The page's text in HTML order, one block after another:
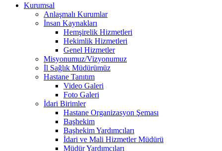
Kurumsal
Anlaşmalı Kurumlar
İnsan Kaynakları
Hemşirelik Hizmetleri
Hekimlik Hizmetleri
Genel Hizmetler
Misyonumuz/Vizyonumuz
İl Sağlık Müdürümüz
Hastane Tanıtım
Video Galeri
Foto Galeri
İdari Birimler
Hastane Organizasyon Şeması
Başhekim
Başhekim Yardımcıları
İdari ve Mali Hizmetler Müdürü
Müdür Yardımcıları